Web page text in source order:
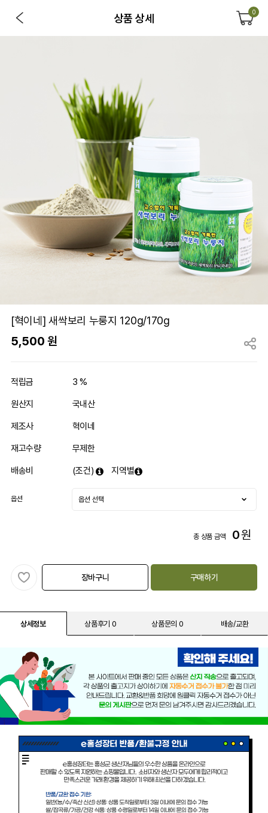
상품 상세 0
[혁이네] 새싹보리 누룽지 120g/170g
5,500원
적립금 3 %
원산지 국내산
제조사 혁이네
재고수량 무제한
배송비 (조건) 지역별
옵션
총 상품 금액 0원
장바구니 구매하기
상세정보 상품후기 0 상품문의 0 배송/교환